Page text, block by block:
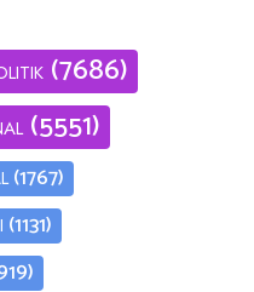
(7686)
(5551)
(1767)
(1131)